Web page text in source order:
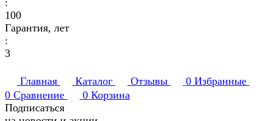
100
Гарантия, лет
:
3
Главная Каталог Отзывы 0 Избранные
0 Сравнение 0 Корзина
Подписаться